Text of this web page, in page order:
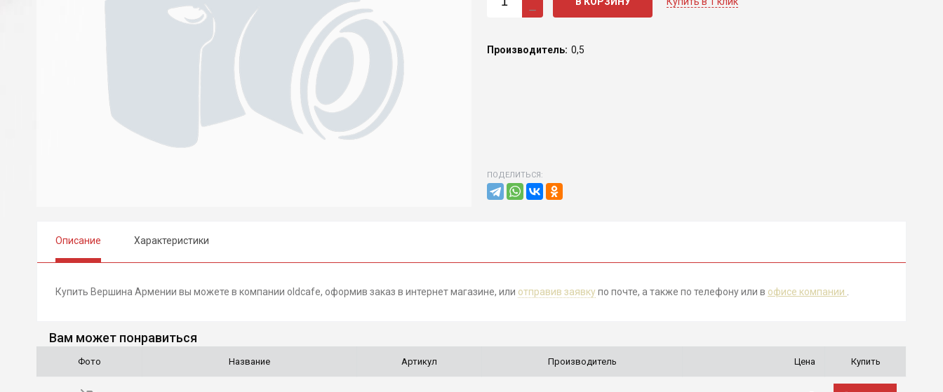
Производитель: 0,5
ПОДЕЛИТЬСЯ:
Описание Характеристики
Купить Вершина Армении вы можете в компании oldcafe, оформив заказ в интернет магазине, или отправив заявкупо почте, а также по телефонуили в офисе компании
Вам может понравиться
Фото Название Артикул Производитель Цена Купить